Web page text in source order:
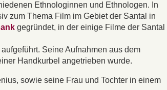
Ethnologinnen und Ethnologen. In
zum Thema Film im Gebiet der Santal in
gegründet, in der einige Filme der Santal
Seine Aufnahmen aus dem
Handkurbel angetrieben wurde.
sowie seine Frau und Tochter in einem